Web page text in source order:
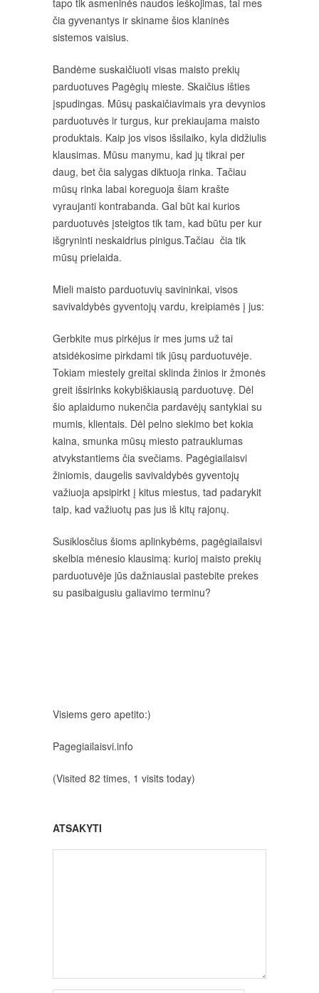
tapo tik asmeninės naudos ieškojimas, tai mes
čia gyvenantys ir skiname šios klaninės
sistemos vaisius.
Bandėme suskaičiuoti visas maisto prekių
parduotuves Pagėgių mieste. Skaičius išties
įspudingas. Mūsų paskaičiavimais yra devynios
parduotuvės ir turgus, kur prekiaujama maisto
produktais. Kaip jos visos išsilaiko, kyla didžiulis
klausimas. Mūsu manymu, kad jų tikrai per
daug, bet čia salygas diktuoja rinka. Tačiau
mūsų rinka labai koreguoja šiam krašte
vyraujanti kontrabanda. Gal būt kai kurios
parduotuvės įsteigtos tik tam, kad būtu per kur
išgryninti neskaidrius pinigus.Tačiau čia tik
mūsų prielaida.
Mieli maisto parduotuvių savininkai, visos
savivaldybės gyventojų vardu, kreipiamės į jus:
Gerbkite mus pirkėjus ir mes jums už tai
atsidėkosime pirkdami tik jūsų parduotuvėje.
Tokiam miestely greitai sklinda žinios ir žmonės
greit išsirinks kokybiškiausią parduotuvę. Dėl
šio aplaidumo nukenčia pardavėjų santykiai su
mumis, klientais. Dėl pelno siekimo bet kokia
kaina, smunka mūsų miesto patrauklumas
atvykstantiems čia svečiams. Pagėgiailaisvi
žiniomis, daugelis savivaldybės gyventojų
važiuoja apsipirkt į kitus miestus, tad padarykit
taip, kad važiuotų pas jus iš kitų rajonų.
Susiklosčius šioms aplinkybėms, pagėgiailaisvi
skelbia mėnesio klausimą: kurioj maisto prekių
parduotuvėje jūs dažniausiai pastebite prekes
su pasibaigusiu galiavimo terminu?
Visiems gero apetito:)
Pagegiailaisvi.info
(Visited 82 times, 1 visits today)
ATSAKYTI